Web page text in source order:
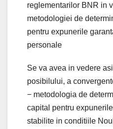
reglementarilor BNR in
metodologiei de
pentru expunerile
personale
Se va avea in vedere
posibilului, a
− metodologia de
capital pentru
stabilite in conditiile